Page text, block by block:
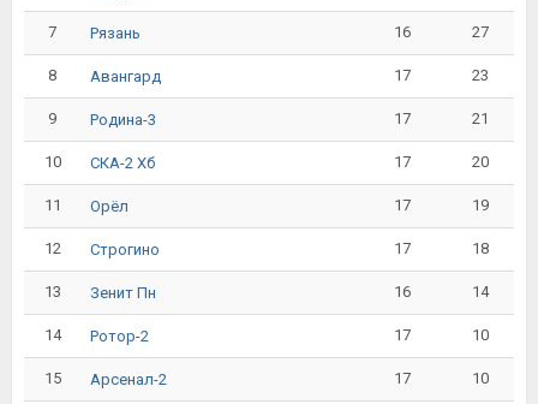
7 Рязань 16 27
8 Авангард 17 23
9 Родина-3 17 21
10 СКА-2 Хб 17 20
11 Орёл 17 19
12 Строгино 17 18
13 Зенит Пн 16 14
14 Ротор-2 17 10
15 Арсенал-2 17 10